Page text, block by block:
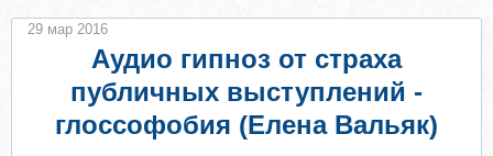
Аудио гипноз от страха
публичных выступлений -
глоссофобия (Елена Вальяк)
29 мар 2016